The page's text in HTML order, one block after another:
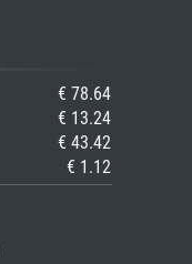
€ 78.64
€ 13.24
€ 43.42
€ 1.12